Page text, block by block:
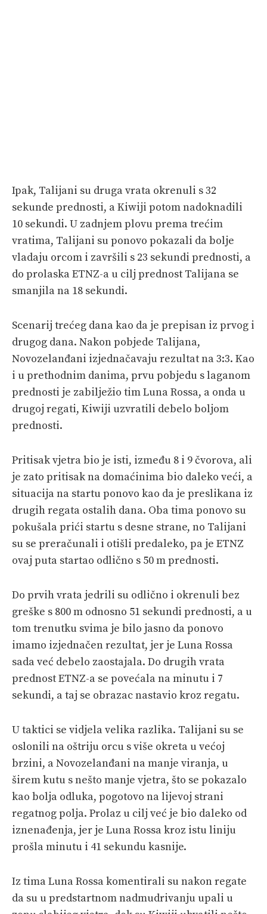
Ipak, Talijani su druga vrata okrenuli s 32
sekunde prednosti, a Kiwiji potom nadoknadili
10 sekundi. U zadnjem plovu prema trećim
vratima, Talijani su ponovo pokazali da bolje
vladaju orcom i završili s 23 sekundi prednosti, a
do prolaska ETNZ-a u cilj prednost Talijana se
smanjila na 18 sekundi.
Scenarij trećeg dana kao da je prepisan iz prvog i
drugog dana. Nakon pobjede Talijana,
Novozelanđani izjednačavaju rezultat na 3:3. Kao
i u prethodnim danima, prvu pobjedu s laganom
prednosti je zabilježio tim Luna Rossa, a onda u
drugoj regati, Kiwiji uzvratili debelo boljom
prednosti.
Pritisak vjetra bio je isti, između 8 i 9 čvorova, ali
je zato pritisak na domaćinima bio daleko veći, a
situacija na startu ponovo kao da je preslikana iz
drugih regata ostalih dana. Oba tima ponovo su
pokušala prići startu s desne strane, no Talijani
su se preračunali i otišli predaleko, pa je ETNZ
ovaj puta startao odlično s 50 m prednosti.
Do prvih vrata jedrili su odlično i okrenuli bez
greške s 800 m odnosno 51 sekundi prednosti, a u
tom trenutku svima je bilo jasno da ponovo
imamo izjednačen rezultat, jer je Luna Rossa
sada već debelo zaostajala. Do drugih vrata
prednost ETNZ-a se povećala na minutu i 7
sekundi, a taj se obrazac nastavio kroz regatu.
U taktici se vidjela velika razlika. Talijani su se
oslonili na oštriju orcu s više okreta u većoj
brzini, a Novozelanđani na manje viranja, u
širem kutu s nešto manje vjetra, što se pokazalo
kao bolja odluka, pogotovo na lijevoj strani
regatnog polja. Prolaz u cilj već je bio daleko od
iznenađenja, jer je Luna Rossa kroz istu liniju
prošla minutu i 41 sekundu kasnije.
Iz tima Luna Rossa komentirali su nakon regate
da su u predstartnom nadmudrivanju upali u